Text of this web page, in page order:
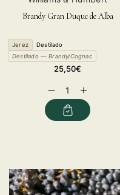
Brandy Gran Duque de Alba
Jerez
Destilado
Destilado — Brandy/Cognac
Regular
25,50€
Decrease
quantity
Increase
quantity
for